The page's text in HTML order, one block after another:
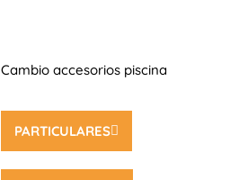
Cambio accesorios piscina
PARTICULARES